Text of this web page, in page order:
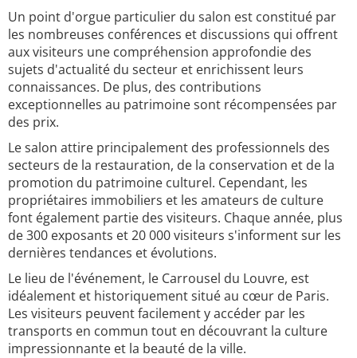
Un point d'orgue particulier du salon est constitué par
les nombreuses conférences et discussions qui offrent
aux visiteurs une compréhension approfondie des
sujets d'actualité du secteur et enrichissent leurs
connaissances. De plus, des contributions
exceptionnelles au patrimoine sont récompensées par
des prix.
Le salon attire principalement des professionnels des
secteurs de la restauration, de la conservation et de la
promotion du patrimoine culturel. Cependant, les
propriétaires immobiliers et les amateurs de culture
font également partie des visiteurs. Chaque année, plus
de 300 exposants et 20 000 visiteurs s'informent sur les
dernières tendances et évolutions.
Le lieu de l'événement, le Carrousel du Louvre, est
idéalement et historiquement situé au cœur de Paris.
Les visiteurs peuvent facilement y accéder par les
transports en commun tout en découvrant la culture
impressionnante et la beauté de la ville.